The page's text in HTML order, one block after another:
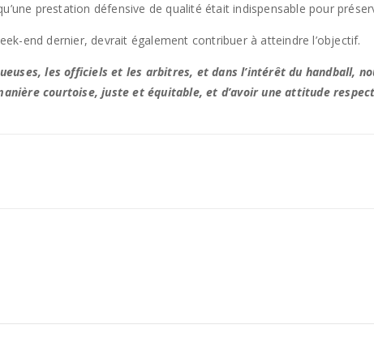
prestation défensive de qualité était indispensable pour
end dernier, devrait également contribuer à atteindre l’objectif.
les officiels et les arbitres, et dans l’intérêt du handball,
courtoise, juste et équitable, et d’avoir une attitude